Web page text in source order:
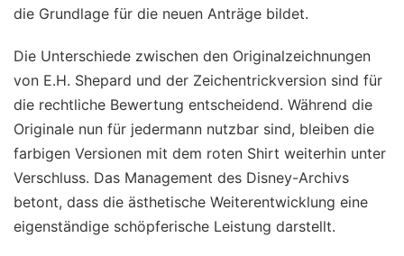
die Grundlage für die neuen Anträge bildet.
Die Unterschiede zwischen den Originalzeichnungen
von E.H. Shepard und der Zeichentrickversion sind für
die rechtliche Bewertung entscheidend. Während die
Originale nun für jedermann nutzbar sind, bleiben die
farbigen Versionen mit dem roten Shirt weiterhin unter
Verschluss. Das Management des Disney-Archivs
betont, dass die ästhetische Weiterentwicklung eine
eigenständige schöpferische Leistung darstellt.